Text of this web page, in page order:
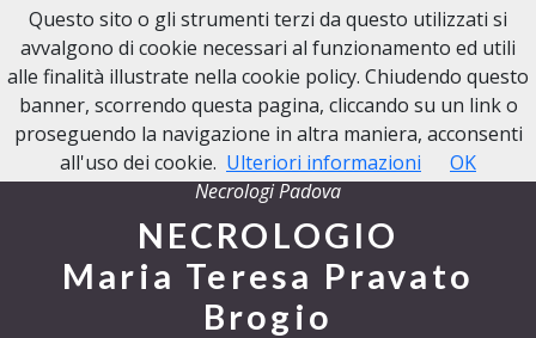
NECROLOGI PADOVA
Necrologi Padova
NECROLOGIO
Maria Teresa Pravato
Brogio
Questo sito o gli strumenti terzi da questo utilizzati si
avvalgono di cookie necessari al funzionamento ed utili
alle finalità illustrate nella cookie policy. Chiudendo questo
banner, scorrendo questa pagina, cliccando su un link o
proseguendo la navigazione in altra maniera, acconsenti
all'uso dei cookie. Ulteriori informazioni OK